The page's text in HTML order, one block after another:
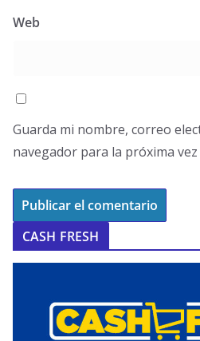
Web
Guarda mi nombre, correo
navegador para la próxima
CASH FRESH